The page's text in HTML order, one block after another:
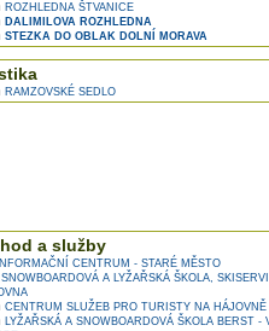
ROZHLEDNA ŠTVANICE
DALIMILOVA ROZHLEDNA
STEZKA DO OBLAK DOLNÍ MORAVA
RAMZOVSKÉ SEDLO
a služby
CENTRUM - STARÉ MĚSTO
SNOWBOARDOVÁ A LYŽAŘSKÁ ŠKOLA,
CENTRUM SLUŽEB PRO TURISTY NA HÁJOVNĚ
LYŽAŘSKÁ A SNOWBOARDOVÁ ŠKOLA BERST -